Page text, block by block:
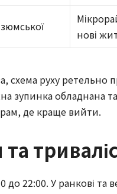
нові
схема руху ретельно
зупинка обладнана
де краще вийти.
22:00. У ранкові та